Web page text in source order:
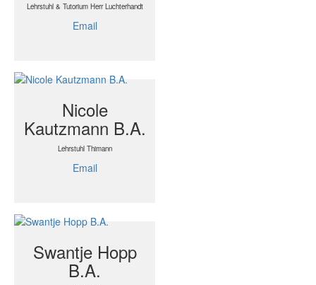
Lehrstuhl & Tutorium Herr Luchterhandt
Email
Nicole
Kautzmann B.A.
Lehrstuhl Thimann
Email
Swantje Hopp
B.A.